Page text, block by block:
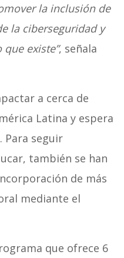
la inclusión de
la ciberseguridad y
existe”, señala
a cerca de
Latina y espera
Para seguir
también se han
de más
mediante el
que ofrece 6